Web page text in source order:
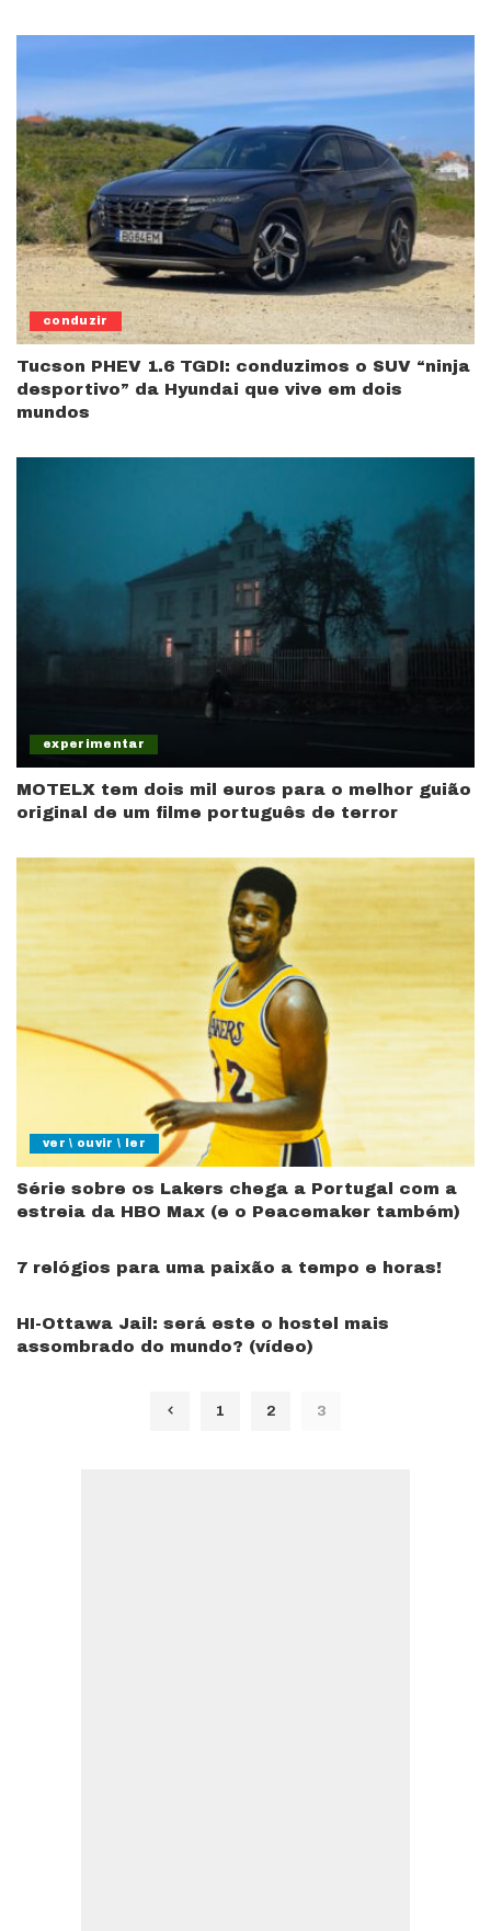
conduzir
Tucson PHEV 1.6 TGDI: conduzimos o SUV “ninja
desportivo” da Hyundai que vive em dois
mundos
experimentar
MOTELX tem dois mil euros para o melhor guião
original de um filme português de terror
ver \ ouvir \ ler
Série sobre os Lakers chega a Portugal com a
estreia da HBO Max (e o Peacemaker também)
7 relógios para uma paixão a tempo e horas!
HI-Ottawa Jail: será este o hostel mais
assombrado do mundo? (vídeo)
1 2 3